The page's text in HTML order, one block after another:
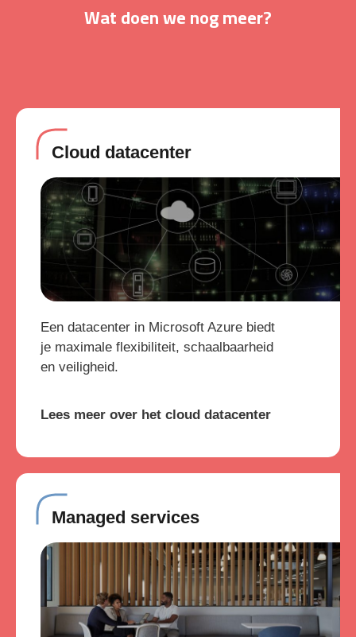
Wat doen we nog meer?
Cloud datacenter
Een datacenter in Microsoft Azure biedt
je maximale flexibiliteit, schaalbaarheid
en veiligheid.
Lees meer over het cloud datacenter
Managed services